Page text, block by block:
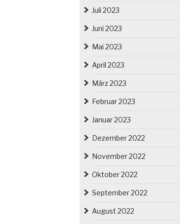
Juli 2023
Juni 2023
Mai 2023
April 2023
März 2023
Februar 2023
Januar 2023
Dezember 2022
November 2022
Oktober 2022
September 2022
August 2022